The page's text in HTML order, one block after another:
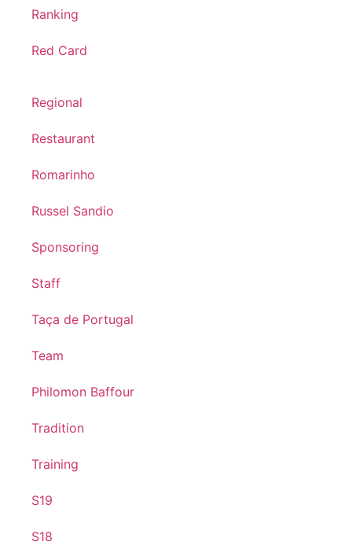
Ranking
Red Card
Regional
Restaurant
Romarinho
Russel Sandio
Sponsoring
Staff
Taça de Portugal
Team
Philomon Baffour
Tradition
Training
S19
S18